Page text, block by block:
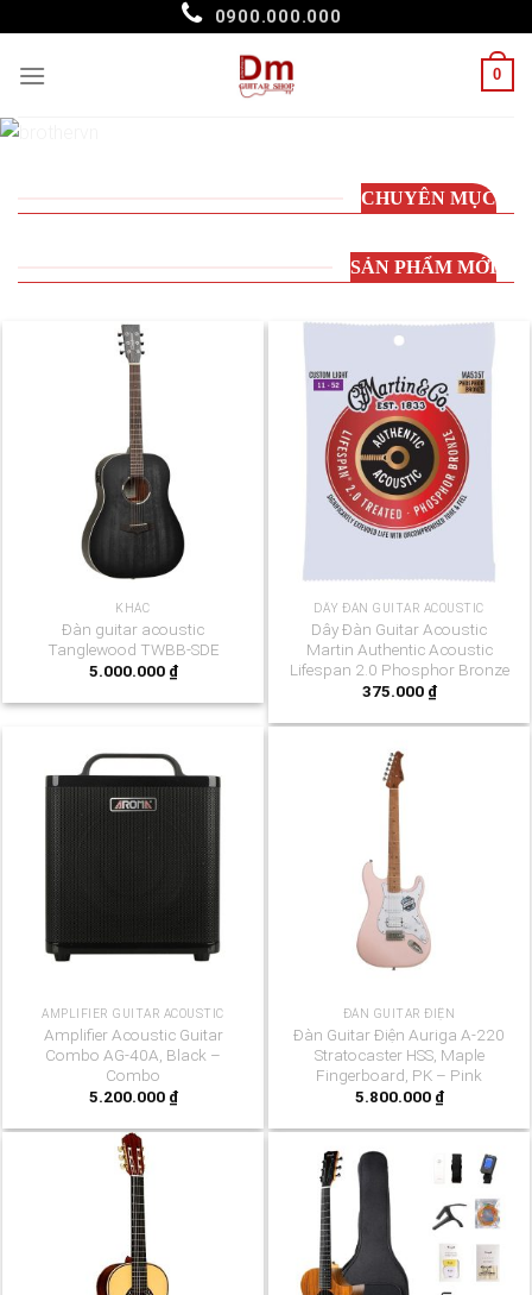
content
0900.000.000
0
CHUYÊN MỤC
SẢN PHẨM MỚI
KHÁC
Đàn guitar acoustic
Tanglewood TWBB-SDE
5.000.000 ₫
DÂY ĐÀN GUITAR ACOUSTIC
Dây Đàn Guitar Acoustic
Martin Authentic Acoustic
Lifespan 2.0 Phosphor Bronze
375.000 ₫
AMPLIFIER GUITAR ACOUSTIC
Amplifier Acoustic Guitar
Combo AG-40A, Black –
Combo
5.200.000 ₫
ĐÀN GUITAR ĐIỆN
Đàn Guitar Điện Auriga A-220
Stratocaster HSS, Maple
Fingerboard, PK – Pink
5.800.000 ₫